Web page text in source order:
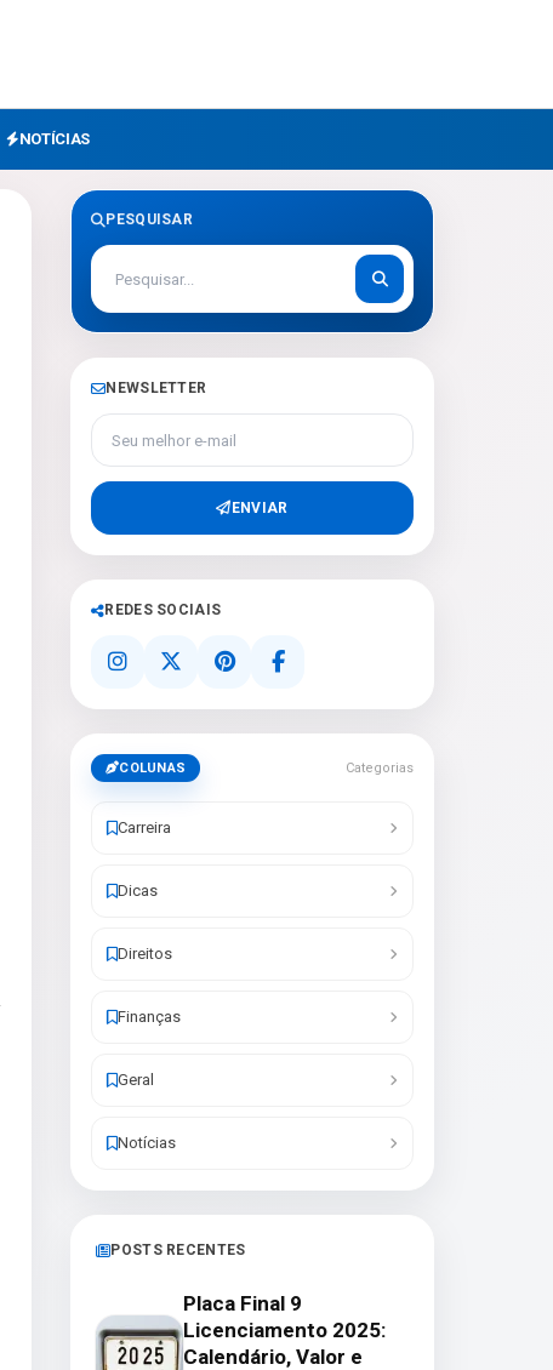
NOTÍCIAS
PESQUISAR
NEWSLETTER
Seu melhor e-mail
ENVIAR
REDES SOCIAIS
COLUNAS Categorias
Carreira
Dicas
Direitos
Finanças
Geral
Notícias
POSTS RECENTES
Placa Final 9
Licenciamento 2025:
Calendário, Valor e